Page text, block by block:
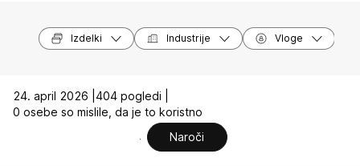
Izdelki Industrije Vloge
24. april 2026 | 404 pogledi |
0 osebe so mislile, da je to koristno
Naroči